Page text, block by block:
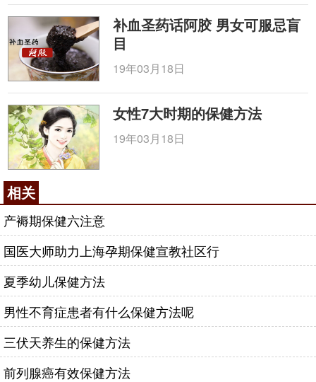
补血圣药话阿胶 男女可服忌盲
目
19年03月18日
女性7大时期的保健方法
19年03月18日
相关
产褥期保健六注意
国医大师助力上海孕期保健宣教社区行
夏季幼儿保健方法
男性不育症患者有什么保健方法呢
三伏天养生的保健方法
前列腺癌有效保健方法